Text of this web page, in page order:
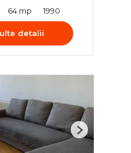
64 mp 1990
detalii
Next